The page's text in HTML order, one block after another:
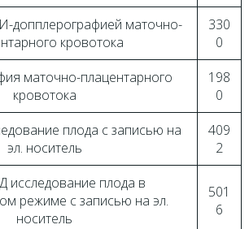
допплерографией маточно-
кровотока
330
0
маточно-плацентарного
кровотока
198
0
плода с записью на
эл. носитель
409
2
исследование плода в
режиме с записью на эл.
носитель
501
6